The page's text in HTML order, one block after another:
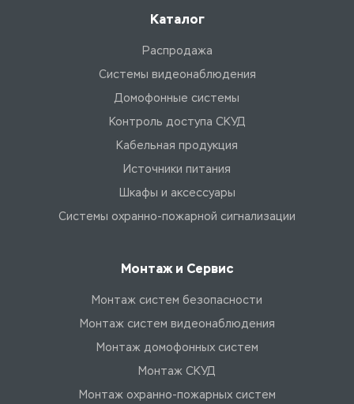
Каталог
Распродажа
Системы видеонаблюдения
Домофонные системы
Контроль доступа СКУД
Кабельная продукция
Источники питания
Шкафы и аксессуары
Системы охранно-пожарной сигнализации
Монтаж и Сервис
Монтаж систем безопасности
Монтаж систем видеонаблюдения
Монтаж домофонных систем
Монтаж СКУД
Монтаж охранно-пожарных систем